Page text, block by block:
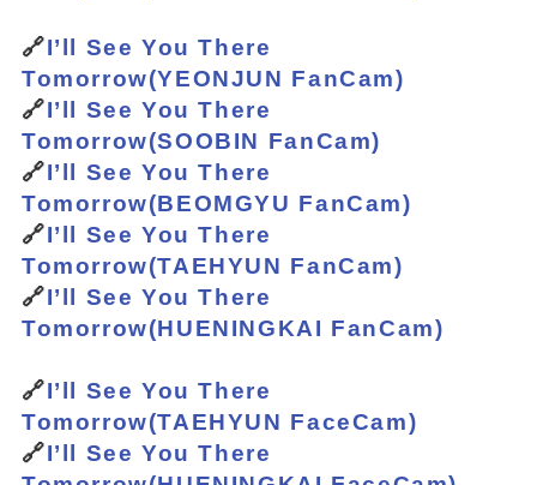
🔗I’ll See You There
Tomorrow(YEONJUN FanCam)
🔗I’ll See You There
Tomorrow(SOOBIN FanCam)
🔗I’ll See You There
Tomorrow(BEOMGYU FanCam)
🔗I’ll See You There
Tomorrow(TAEHYUN FanCam)
🔗I’ll See You There
Tomorrow(HUENINGKAI FanCam)
🔗I’ll See You There
Tomorrow(TAEHYUN FaceCam)
🔗I’ll See You There